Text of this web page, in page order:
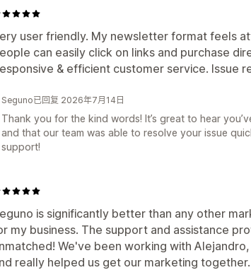
user friendly. My newsletter format feels
can easily click on links and purchase
& efficient customer service. Issue
Seguno已回复 2026年7月14日
Thank you for the kind words! It’s great to hear
and that our team was able to resolve your issue
support!
is significantly better than any other
my business. The support and assistance
We've been working with
really helped us get our marketing